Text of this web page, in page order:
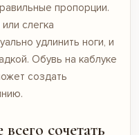
пропорции.
слегка
удлинить ноги, и
Обувь на каблуке
создать
сочетать